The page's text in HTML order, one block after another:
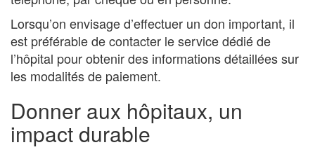
Lorsqu’on envisage d’effectuer un don important, il
est préférable de contacter le service dédié de
l’hôpital pour obtenir des informations détaillées sur
les modalités de paiement.
Donner aux hôpitaux, un
impact durable